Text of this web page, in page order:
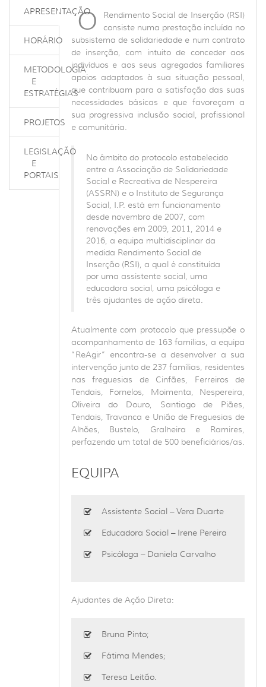
APRESENTAÇÃO
HORÁRIO
METODOLOGIA
E
ESTRATÉGIAS
PROJETOS
LEGISLAÇÃO
E
PORTAIS
O
Rendimento Social de Inserção (RSI)
consiste numa prestação incluída no
subsistema de solidariedade e num contrato
de inserção, com intuito de conceder aos
indivíduos e aos seus agregados familiares
apoios adaptados à sua situação pessoal,
que contribuam para a satisfação das suas
necessidades básicas e que favoreçam a
sua progressiva inclusão social, profissional
e comunitária.
No âmbito do protocolo estabelecido
entre a Associação de Solidariedade
Social e Recreativa de Nespereira
(ASSRN) e o Instituto de Segurança
Social, I.P. está em funcionamento
desde novembro de 2007, com
renovações em 2009, 2011, 2014 e
2016, a equipa multidisciplinar da
medida Rendimento Social de
Inserção (RSI), a qual é constituída
por uma assistente social, uma
educadora social, uma psicóloga e
três ajudantes de ação direta.
Atualmente com protocolo que pressupõe o
acompanhamento de 163 famílias, a equipa
“ReAgir” encontra-se a desenvolver a sua
intervenção junto de 237 famílias, residentes
nas freguesias de Cinfães, Ferreiros de
Tendais, Fornelos, Moimenta, Nespereira,
Oliveira do Douro, Santiago de Piães,
Tendais, Travanca e União de Freguesias de
Alhões, Bustelo, Gralheira e Ramires,
perfazendo um total de 500 beneficiários/as.
EQUIPA
Assistente Social – Vera Duarte
Educadora Social – Irene Pereira
Psicóloga – Daniela Carvalho
Ajudantes de Ação Direta:
Bruna Pinto;
Fátima Mendes;
Teresa Leitão.